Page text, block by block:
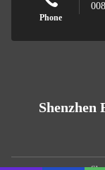
Phone
Shenzhen